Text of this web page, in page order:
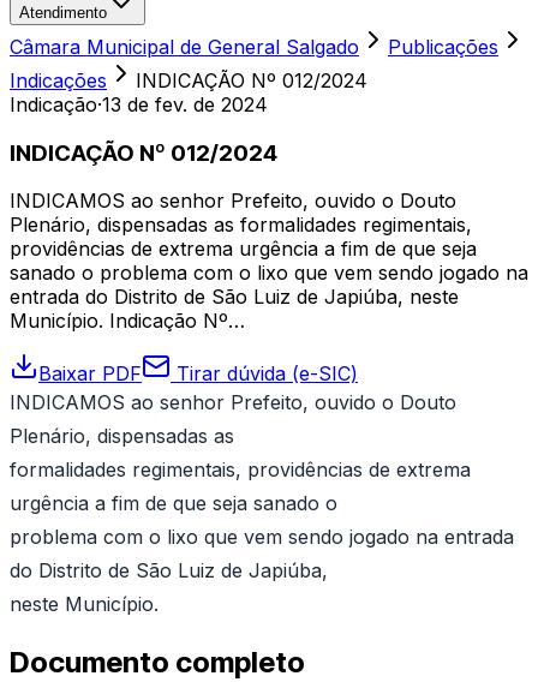
Atendimento
Câmara Municipal de General Salgado
Publicações
Indicações
INDICAÇÃO Nº 012/2024
Indicação·13 de fev. de 2024
INDICAÇÃO Nº 012/2024
INDICAMOS ao senhor Prefeito, ouvido o Douto
Plenário, dispensadas as formalidades regimentais,
providências de extrema urgência a fim de que seja
sanado o problema com o lixo que vem sendo jogado na
entrada do Distrito de São Luiz de Japiúba, neste
Município. Indicação Nº…
Baixar PDF
Tirar dúvida (e-SIC)
INDICAMOS ao senhor Prefeito, ouvido o Douto
Plenário, dispensadas as
formalidades regimentais, providências de extrema
urgência a fim de que seja sanado o
problema com o lixo que vem sendo jogado na entrada
do Distrito de São Luiz de Japiúba,
neste Município.
Documento completo